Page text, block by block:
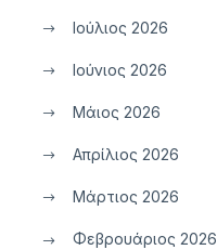
Ιούλιος 2026
Ιούνιος 2026
Μάιος 2026
Απρίλιος 2026
Μάρτιος 2026
Φεβρουάριος 2026